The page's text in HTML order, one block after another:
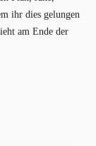
ihr dies gelungen
am Ende der